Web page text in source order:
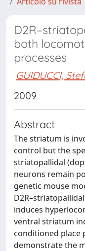
both
processes
GUIDUCCI,
2009
Abstract
The striatum is
control but the
striatopallidal
neurons remain
genetic mouse
induces
ventral striatum
conditioned place
demonstrate the